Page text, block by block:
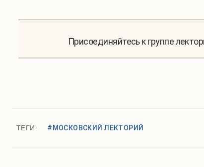
Присоединяйтесь к группе
ТЕГИ: #МОСКОВСКИЙ ЛЕКТОРИЙ